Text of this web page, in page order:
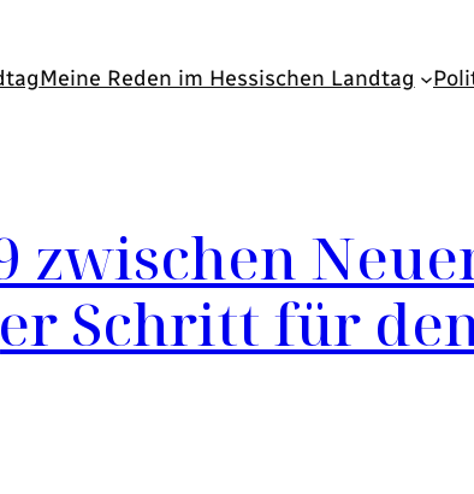
Meine Reden im Hessischen Landtag
zwischen
Schritt für